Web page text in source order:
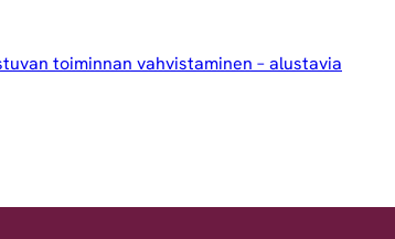
toiminnan vahvistaminen – alustavia